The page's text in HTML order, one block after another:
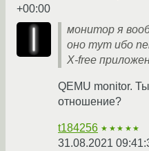
+00:00
монитор я
оно тут ибо
X-free
QEMU monitor.
отношение?
t184256 ★★★★★
31.08.2021